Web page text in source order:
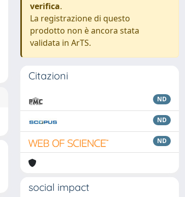
verifica.
La registrazione di questo
prodotto non è ancora stata
validata in ArTS.
Citazioni
ND
ND
ND
social impact